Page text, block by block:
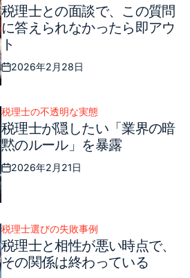
in
税理士との面談で、この質問
に答えられなかったら即アウ
ト
Posted
on
2026年2月28日
Posted
in
税理士の不透明な実態
税理士が隠したい「業界の暗
黙のルール」を暴露
Posted
on
2026年2月21日
Posted
in
税理士選びの失敗事例
税理士と相性が悪い時点で、
その関係は終わっている